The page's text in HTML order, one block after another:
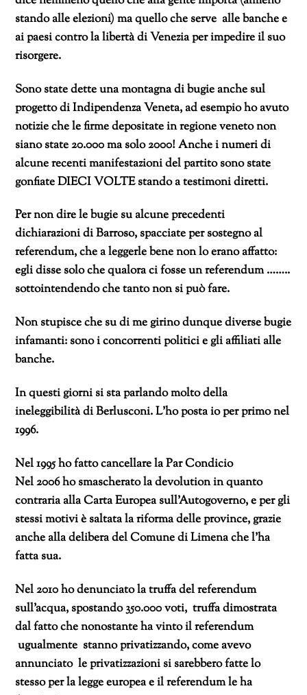
stando alle elezioni) ma quello che serve alle banche e
ai paesi contro la libertà di Venezia per impedire il suo
risorgere.
Sono state dette una montagna di bugie anche sul
progetto di Indipendenza Veneta, ad esempio ho avuto
notizie che le firme depositate in regione veneto non
siano state 20.000 ma solo 2000! Anche i numeri di
alcune recenti manifestazioni del partito sono state
gonfiate DIECI VOLTE stando a testimoni diretti.
Per non dire le bugie su alcune precedenti
dichiarazioni di Barroso, spacciate per sostegno al
referendum, che a leggerle bene non lo erano affatto:
egli disse solo che qualora ci fosse un referendum ……..
sottointendendo che tanto non si può fare.
Non stupisce che su di me girino dunque diverse bugie
infamanti: sono i concorrenti politici e gli affiliati alle
banche.
In questi giorni si sta parlando molto della
ineleggibilità di Berlusconi. L’ho posta io per primo nel
1996.
Nel 1995 ho fatto cancellare la Par Condicio
Nel 2006 ho smascherato la devolution in quanto
contraria alla Carta Europea sull’Autogoverno, e per gli
stessi motivi è saltata la riforma delle province, grazie
anche alla delibera del Comune di Limena che l’ha
fatta sua.
Nel 2010 ho denunciato la truffa del referendum
sull’acqua, spostando 350.000 voti, truffa dimostrata
dal fatto che nonostante ha vinto il referendum
ugualmente stanno privatizzando, come avevo
annunciato le privatizzazioni si sarebbero fatte lo
stesso per la legge europea e il referendum le ha